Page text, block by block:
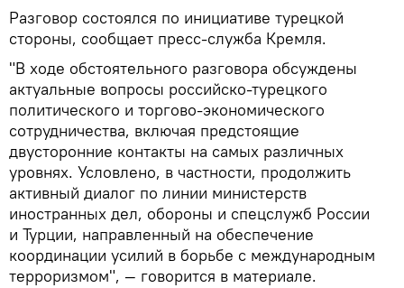
Разговор состоялся по инициативе турецкой
стороны, сообщает пресс-служба Кремля.
"В ходе обстоятельного разговора обсуждены
актуальные вопросы российско-турецкого
политического и торгово-экономического
сотрудничества, включая предстоящие
двусторонние контакты на самых различных
уровнях. Условлено, в частности, продолжить
активный диалог по линии министерств
иностранных дел, обороны и спецслужб России
и Турции, направленный на обеспечение
координации усилий в борьбе с международным
терроризмом", — говорится в материале.